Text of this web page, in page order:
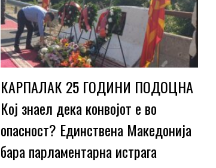
КАРПАЛАК 25 ГОДИНИ ПОДОЦНА
Кој знаел дека конвојот е во
опасност? Единствена Македoнија
бара парламентарна истрага